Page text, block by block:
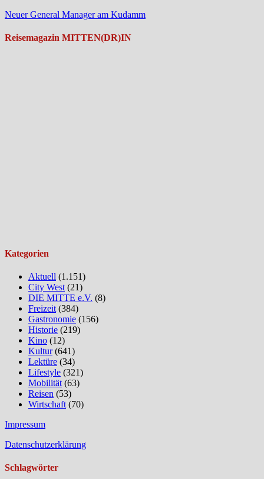
Neuer General Manager am Kudamm
Reisemagazin MITTEN(DR)IN
Kategorien
Aktuell (1.151)
City West (21)
DIE MITTE e.V. (8)
Freizeit (384)
Gastronomie (156)
Historie (219)
Kino (12)
Kultur(641)
Lektüre (34)
Lifestyle (321)
Mobilität (63)
Reisen (53)
Wirtschaft (70)
Impressum
Datenschutzerklärung
Schlagwörter